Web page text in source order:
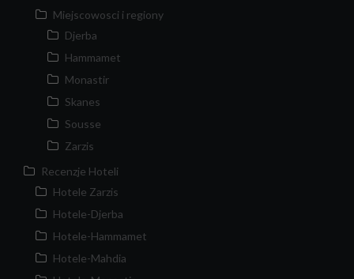
Miejscowosci i regiony
Djerba
Hammamet
Monastir
Skanes
Sousse
Zarzis
Recenzje Hoteli
Hotele Zarzis
Hotele-Djerba
Hotele-Hammamet
Hotele-Mahdia